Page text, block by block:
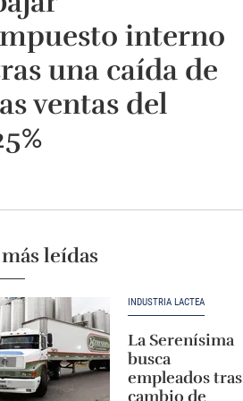
interno
una caída de
ventas del
leídas
INDUSTRIA LÁCTEA
La Serenísima
busca
empleados tras
cambio de